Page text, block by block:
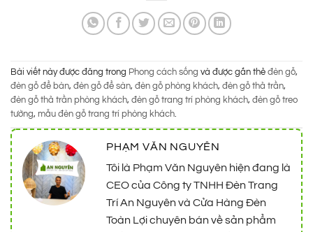
Bài viết này được đăng trong Phong cách sống và được gắn thẻ đèn gỗ,
đèn gỗ để bàn, đèn gỗ để sàn, đèn gỗ phòng khách, đèn gỗ thả trần,
đèn gỗ thả trần phòng khách, đèn gỗ trang trí phòng khách, đèn gỗ treo
tường, mẫu đèn gỗ trang trí phòng khách.
PHẠM VĂN NGUYÊN
Tôi là Phạm Văn Nguyên hiện đang là
CEO của Công ty TNHH Đèn Trang
Trí An Nguyên và Cửa Hàng Đèn
Toàn Lợi chuyên bán về sản phẩm